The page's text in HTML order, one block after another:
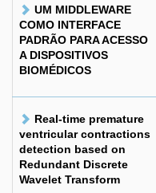
UM MIDDLEWARE
COMO INTERFACE
PADRÃO PARA ACESSO
A DISPOSITIVOS
BIOMÉDICOS
Real-time premature
ventricular contractions
detection based on
Redundant Discrete
Wavelet Transform